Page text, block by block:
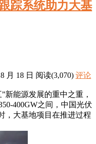
踪系统助力大基
月 18 日 阅读(3,070) 评论
新能源发展的重中之重，
400GW之间，中国光伏
，大基地项目在推进过程